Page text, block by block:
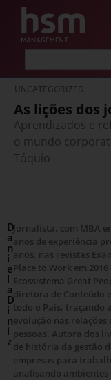
UNCATEGORIZED
As lições dos
Aprendizados e
o mundo
Tóquio
D
a
n
i
e
l
a
D
i
n
i
z
Jornalista, com MBA
anos de experiência
anos, nas revistas
Place to Work em
Ecossistema Great
diretora de Conteúdo
todo o País, traçando
evolução nas
pessoas. Autora dos
de história da gestão
empresas para
analisando